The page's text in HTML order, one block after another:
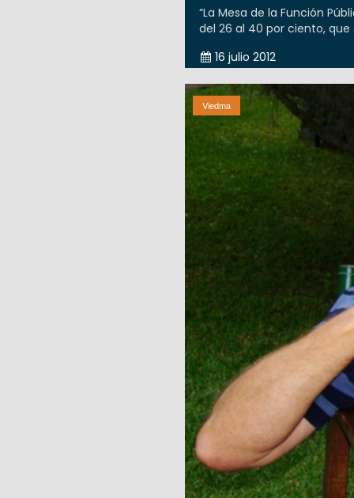
“La Mesa de la Función
del 26 al 40 por ciento, que
16 julio 2012
Viedma